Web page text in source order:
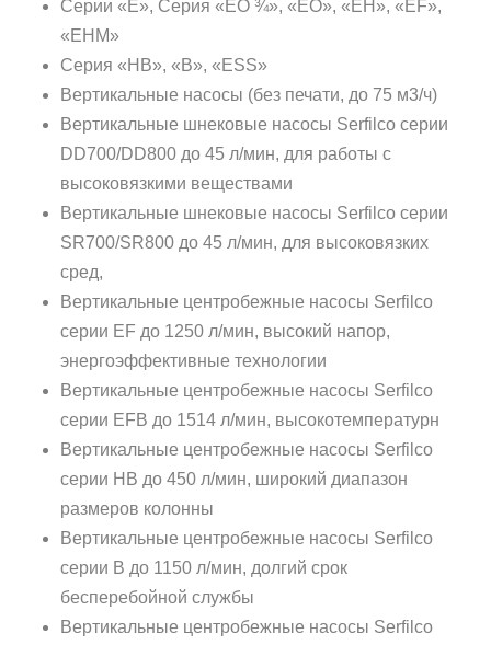
Серии «Е», Серия «EO ¾», «EO», «EH», «EF»,
«EHM»
Серия «HB», «B», «ESS»
Вертикальные насосы (без печати, до 75 м3/ч)
Вертикальные шнековые насосы Serfilco серии
DD700/DD800 до 45 л/мин, для работы с
высоковязкими веществами
Вертикальные шнековые насосы Serfilco серии
SR700/SR800 до 45 л/мин, для высоковязких
сред,
Вертикальные центробежные насосы Serfilco
серии EF до 1250 л/мин, высокий напор,
энергоэффективные технологии
Вертикальные центробежные насосы Serfilco
серии EFB до 1514 л/мин, высокотемпературн
Вертикальные центробежные насосы Serfilco
серии HB до 450 л/мин, широкий диапазон
размеров колонны
Вертикальные центробежные насосы Serfilco
серии B до 1150 л/мин, долгий срок
бесперебойной службы
Вертикальные центробежные насосы Serfilco